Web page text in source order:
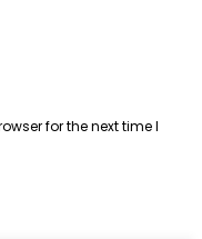
for the next time I